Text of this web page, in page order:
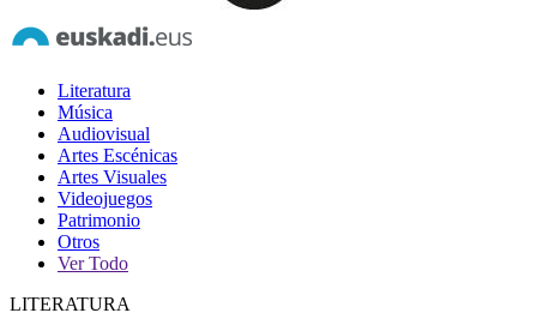
Literatura
Música
Audiovisual
Artes Escénicas
Artes Visuales
Videojuegos
Patrimonio
Otros
Ver Todo
LITERATURA